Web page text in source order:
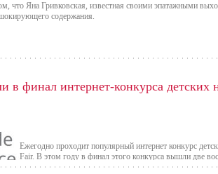
что Яна Гривковская, известная своими эпатажными
содержания.
в финал интернет-конкурса детских
Ежегодно проходит популярный интернет конкурс
Fair. В этом году в финал этого конкурса вышли две
девочки Елизавета Соснова и Тина Кабир